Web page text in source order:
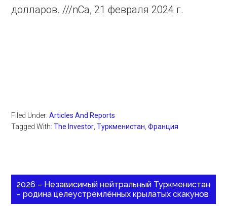
долларов. ///nCa, 21 февраля 2024 г.
Filed Under:Articles And Reports
Tagged With:The Investor ,Туркменистан ,Франция
2026 – Независимый нейтральный Туркменистан
– родина целеустремлённых крылатых скакунов